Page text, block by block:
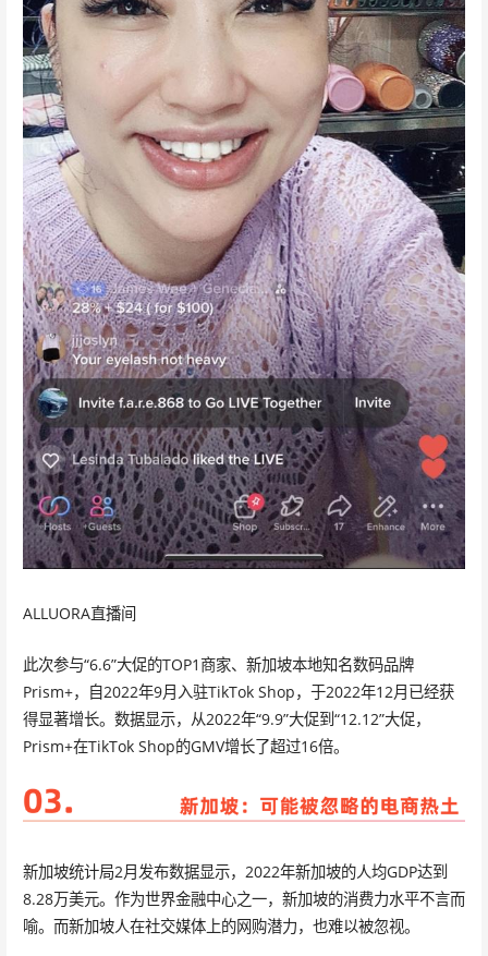
ALLUORA直播间
此次参与“6.6”大促的TOP1商家、新加坡本地知名数码品牌
Prism+，自2022年9月入驻TikTok Shop，于2022年12月已经获
得显著增长。数据显示，从2022年“9.9”大促到“12.12”大促，
Prism+在TikTok Shop的GMV增长了超过16倍。
新加坡统计局2月发布数据显示，2022年新加坡的人均GDP达到
8.28万美元。作为世界金融中心之一，新加坡的消费力水平不言而
喻。而新加坡人在社交媒体上的网购潜力，也难以被忽视。